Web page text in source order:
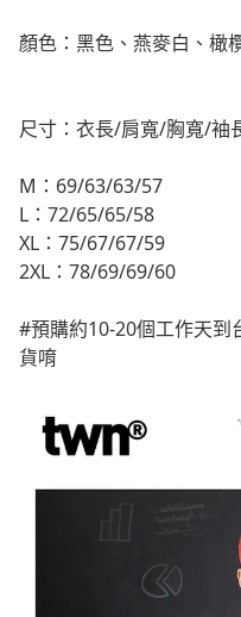
顏色：黑色、燕麥白、橄
尺寸：衣長/肩寬/胸寬/袖
M：69/63/63/57
L：72/65/65/58
XL：75/67/67/59
2XL：78/69/69/60
#預購約10-20個工作天到
貨唷